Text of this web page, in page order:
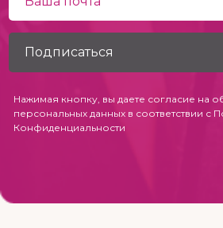
Нажимая кнопку, вы даете согласие на
персональных данных в соответствии с
Конфиденциальности